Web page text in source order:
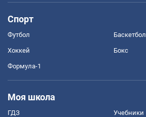
Спорт
Футбол Баскетбол
Хоккей Бокс
Формула-1
Моя школа
ГДЗ Учебники